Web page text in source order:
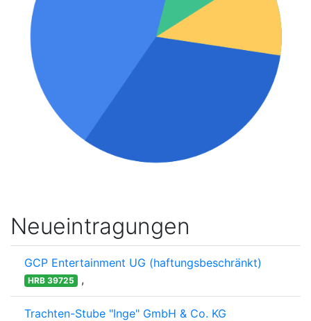
Neueintragungen
GCP Entertainment UG (haftungsbeschränkt)
HRB 39725 ,
Trachten-Stube "Inge" GmbH & Co. KG